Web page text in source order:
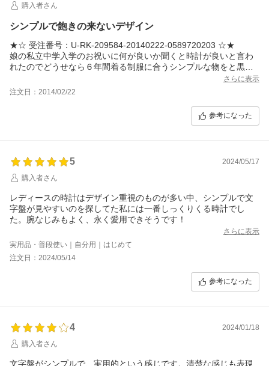
なかなか出会えず苦労しました（笑）
そして、ようやく出会えたのが本品です！当然ながら、全ての条
件をクリアしていたので、母には大変喜んでもらえました。特
に、アラビア数字の書体が上品で見やすいと、以前の腕時計より
気に入ってもらえました。購入者の私も、予算内に収まり大満足
です！
購入者さん
シンプルで飽きの来ないデザイン
★☆ 受注番号：U-RK-209584-20140222-0589720203 ☆★
娘の私立中学入学のお祝いに何が良いか聞くと時計が良いと言わ
れたのでどうせなら６年間着る制服に合うシンプルな物をと黒い
イメージ通りのシンプルで飽きの来ないデザインに満足していま
さらに表示
注文日：2014/02/22
参考になった
5
2024/05/17
購入者さん
レディースの時計はデザイン重視のものが多い中、シンプルで文
字盤が見やすいのを探してた私には一番しっくりくる時計でし
た。腕なじみもよく、永く愛用できそうです！
さらに表示
実用品・普段使い｜自分用｜はじめて
注文日：2024/05/14
参考になった
4
2024/01/18
購入者さん
文字盤がシンプルで、実用的という感じです。清楚な感じも表現